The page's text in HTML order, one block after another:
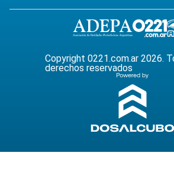
Copyright 0221.com.ar 2026.
derechos reservados